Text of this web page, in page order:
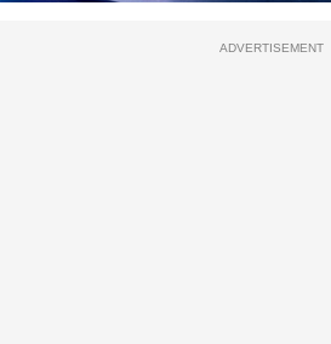
ADVERTISEMENT